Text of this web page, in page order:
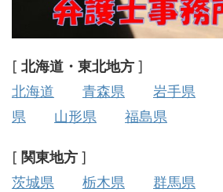
[ 北海道・東北地方 ]
北海道
青森県 岩手県
県
山形県 福島県
[ 関東地方 ]
茨城県
栃木県 群馬県